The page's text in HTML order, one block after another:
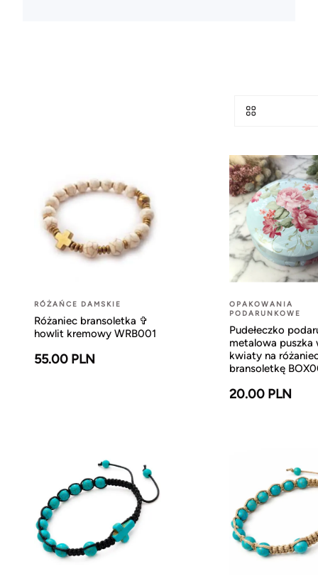
RÓŻAŃCE DAMSKIE
Różaniec bransoletka ✞
howlit kremowy WRB001
55.00 PLN
OPAKOWANIA
PODARUNKOWE
Pudełeczko
metalowa puszka
kwiaty na
bransoletkę
20.00 PLN